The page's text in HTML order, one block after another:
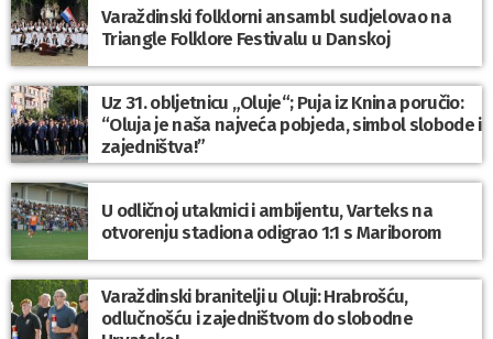
Varaždinski folklorni ansambl sudjelovao na
Triangle Folklore Festivalu u Danskoj
Uz 31. obljetnicu „Oluje“; Puja iz Knina poručio:
“Oluja je naša najveća pobjeda, simbol slobode i
zajedništva!”
U odličnoj utakmici i ambijentu, Varteks na
otvorenju stadiona odigrao 1:1 s Mariborom
Varaždinski branitelji u Oluji: Hrabrošću,
odlučnošću i zajedništvom do slobodne